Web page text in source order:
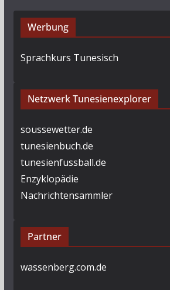
Werbung
Sprachkurs Tunesisch
Netzwerk Tunesienexplorer
soussewetter.de
tunesienbuch.de
tunesienfussball.de
Enzyklopädie
Nachrichtensammler
Partner
wassenberg.com.de